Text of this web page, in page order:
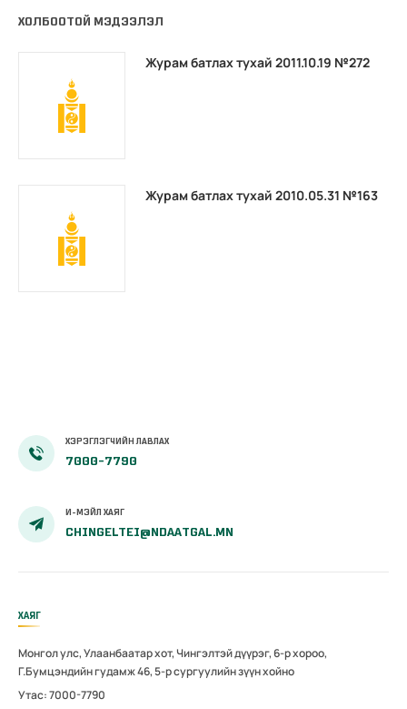
ХОЛБООТОЙ МЭДЭЭЛЭЛ
Журам батлах тухай 2011.10.19 №272
Журам батлах тухай 2010.05.31 №163
ХЭРЭГЛЭГЧИЙН ЛАВЛАХ
7000-7790
И-МЭЙЛ ХАЯГ
CHINGELTEI@NDAATGAL.MN
ХАЯГ
Монгол улс, Улаанбаатар хот, Чингэлтэй дүүрэг, 6-р хороо,
Г.Бумцэндийн гудамж 46, 5-р сургуулийн зүүн хойно
Утас: 7000-7790